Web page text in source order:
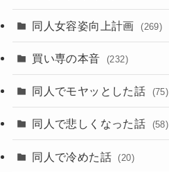
同人女容姿向上計画 (269)
買い専の本音 (232)
同人でモヤッとした話 (75)
同人で悲しくなった話 (58)
同人で冷めた話 (20)